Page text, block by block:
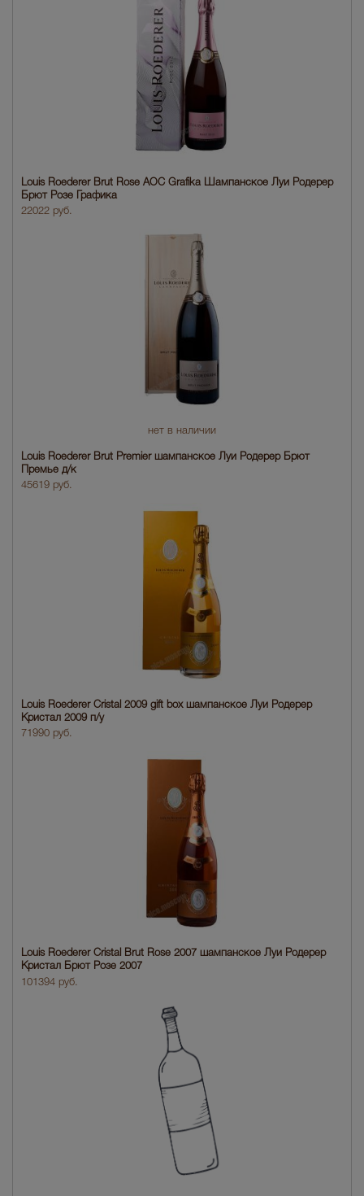
Louis Roederer Brut Rose AOC Grafika Шампанское Луи Родерер
Брют Розе Графика
22022 руб.
нет в наличии
Louis Roederer Brut Premier шампанское Луи Родерер Брют
Премье д/к
45619 руб.
Louis Roederer Cristal 2009 gift box шампанское Луи Родерер
Кристал 2009 п/у
71990 руб.
Louis Roederer Cristal Brut Rose 2007 шампанское Луи Родерер
Кристал Брют Розе 2007
101394 руб.